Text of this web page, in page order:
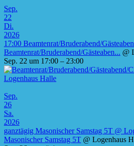
Sep.
22
Di.
2026
17:00 Beamtenrat/Bruderabend/
Beamtenrat/Bruderabend/Gästeaben... @
Sep. 22 um 17:00 – 23:00
Sep.
26
Sa.
2026
ganztägig Masonischer Samstag 5T @
Masonischer Samstag 5T @ Logenhaus